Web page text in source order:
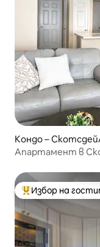
Кондо –
Апартамент в
Най-популярен
Избор на